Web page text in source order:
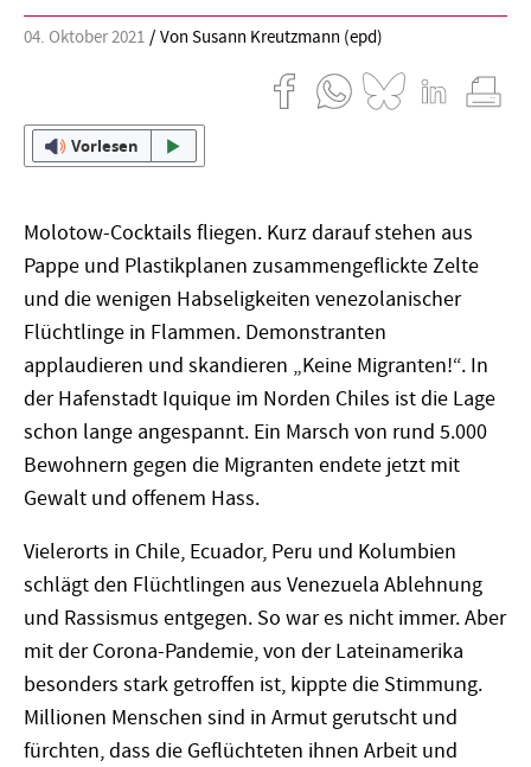
04. Oktober 2021 Von Susann Kreutzmann (epd)
Vorlesen
Molotow-Cocktails fliegen. Kurz darauf stehen aus
Pappe und Plastikplanen zusammengeflickte Zelte
und die wenigen Habseligkeiten venezolanischer
Flüchtlinge in Flammen. Demonstranten
applaudieren und skandieren „Keine Migranten!“. In
der Hafenstadt Iquique im Norden Chiles ist die Lage
schon lange angespannt. Ein Marsch von rund 5.000
Bewohnern gegen die Migranten endete jetzt mit
Gewalt und offenem Hass.
Vielerorts in Chile, Ecuador, Peru und Kolumbien
schlägt den Flüchtlingen aus Venezuela Ablehnung
und Rassismus entgegen. So war es nicht immer. Aber
mit der Corona-Pandemie, von der Lateinamerika
besonders stark getroffen ist, kippte die Stimmung.
Millionen Menschen sind in Armut gerutscht und
fürchten, dass die Geflüchteten ihnen Arbeit und